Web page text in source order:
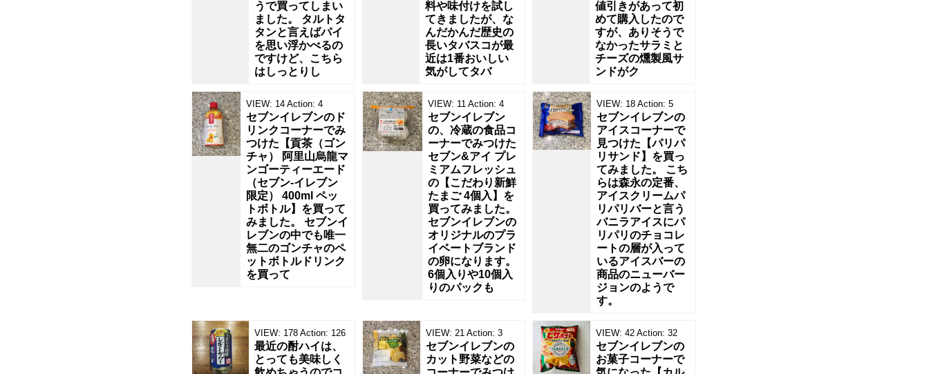
が
な
か
い
ラ
うで買ってしまい
ました。 タルトタ
タンと言えばパイ
を思い浮かべるの
ですけど、こちら
はしっとりし
料や味付けを試し
てきましたが、な
んだかんだ歴史の
長いタバスコが最
近は1番おいしい
気がしてタバ
値引きがあって初
めて購入したので
すが、ありそうで
なかったサラミと
チーズの燻製風サ
ンドがク
VIEW: 14 Action: 4
セブンイレブンのド
リンクコーナーでみ
つけた【貢茶（ゴン
チャ） 阿里山烏龍マ
ンゴーティーエード
（セブン‐イレブン
限定） 400ml ペッ
トボトル】を買って
みました。 セブンイ
レブンの中でも唯一
無二のゴンチャのペ
ットボトルドリンク
を買って
VIEW: 11 Action: 4
セブンイレブン
の、冷蔵の食品コ
ーナーでみつけた
セブン&アイ プレ
ミアムフレッシュ
の【こだわり新鮮
たまご 4個入】を
買ってみました。
セブンイレブンの
オリジナルのプラ
イベートブランド
の卵になります。
6個入りや10個入
りのパックも
VIEW: 18 Action: 5
セブンイレブンの
アイスコーナーで
見つけた【パリパ
リサンド】を買っ
てみました。 こち
らは森永の定番、
アイスクリームパ
リパリバーと言う
バニラアイスにパ
リパリのチョコレ
ートの層が入って
いるアイスバーの
商品のニューバー
ジョンのようで
す。
VIEW: 178 Action: 126
最近の酎ハイは、
とっても美味しく
VIEW: 21 Action: 3
セブンイレブンの
カット野菜などの
VIEW: 42 Action: 32
セブンイレブンの
お菓子コーナーで